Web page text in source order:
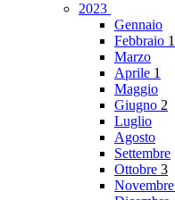
2023
Gennaio
Febbraio 1
Marzo
Aprile 1
Maggio
Giugno 2
Luglio
Agosto
Settembre
Ottobre 3
Novembre